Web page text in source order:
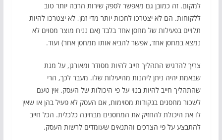
למקום. זה כמובן גם מאפשר לספק שירות הרבה יותר טוב
ללקוחות. הם לא יצטרכו לחכות יותר מדי זמן, לא יצטרכו להיות
תלויים בפעילות של מחסן אחד בלבד (אם נניח מוצר מסוים לא
נמצא במחסן אחד, אפשר להביא אותו ממחסן אחר) ועוד.
צריך להדגיש התהליך חייב להיות מסודר ומאורגן, על מנת
שבאמת יהיה ניתן ליהנות מהיעילות שלו. מעבר לכך, הרי
שהתהליך חייב להיות בנוי על פי היכולות של העסק. אין טעם
לשכור מחסנים בנקודות מסוימות, אם העסק לא פעיל בהן או שאין
לו את היכולת להחזיק את המחסנים מבחינה כלכלית. הכל חייב
להתבצע על פי הצרכים והתנאים שעומדים לרשות העסק.